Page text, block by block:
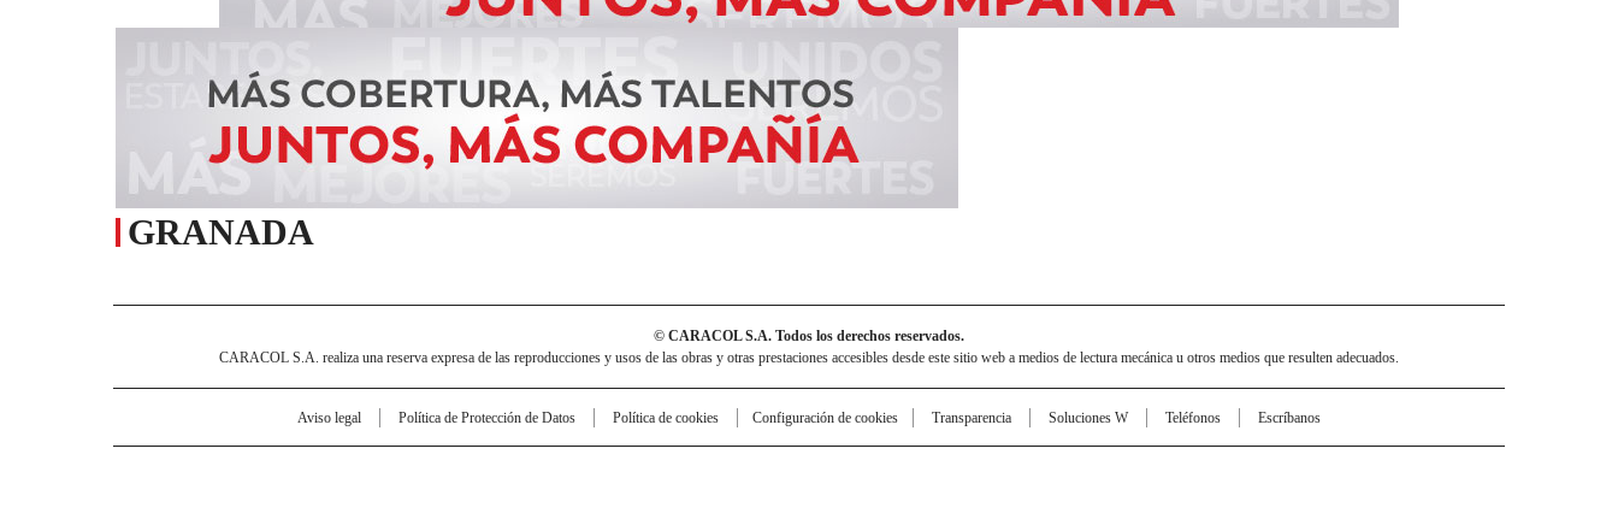
GRANADA
© CARACOL S.A. Todos los derechos reservados.
CARACOL S.A. realiza una reserva expresa de las reproducciones y usos de las obras y otras prestaciones accesibles desde este sitio web a medios de lectura mecánica u otros medios que resulten adecuados.
Aviso legal Política de Protección de Datos Política de cookies Configuración de cookies Transparencia Soluciones W Teléfonos Escríbanos